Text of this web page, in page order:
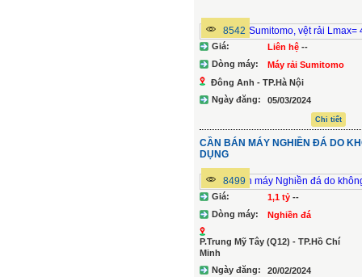
8542
Giá: Liên hệ --
Dòng máy:
Máy rải Sumitomo
Đông Anh - TP.Hà Nội
Ngày đăng:
05/03/2024
Chi tiết
CẦN BÁN MÁY NGHIỀN ĐÁ DO
DỤNG
8499
Giá: 1,1 tỷ --
Dòng máy:
Nghiền đá
P.Trung Mỹ Tây (Q12) - TP.Hồ Chí
Minh
Ngày đăng:
20/02/2024